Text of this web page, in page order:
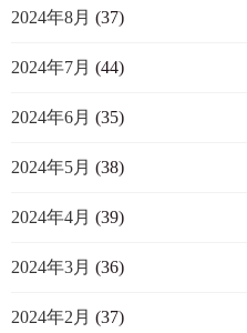
2024年8月 (37)
2024年7月 (44)
2024年6月 (35)
2024年5月 (38)
2024年4月 (39)
2024年3月 (36)
2024年2月 (37)